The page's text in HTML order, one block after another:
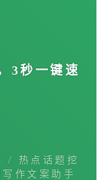
3秒一键速
/ 热点话题挖
作文案助手